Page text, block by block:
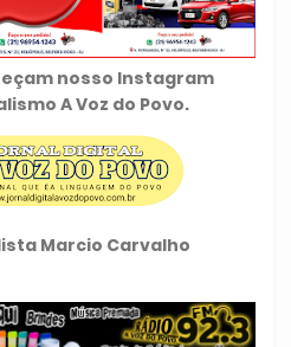
nosso Instagram
A Voz do Povo.
Marcio Carvalho